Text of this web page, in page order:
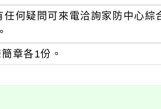
何疑問可來電洽詢家防中心綜
章各1份。